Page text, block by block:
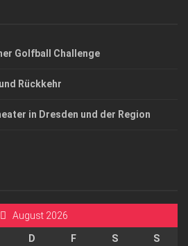
Golfball Challenge
Rückkehr
in Dresden und der Region
August 2026
D F S
S